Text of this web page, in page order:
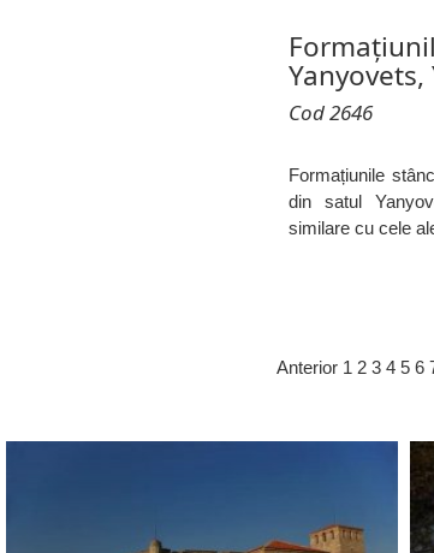
Yanyovets,
Cod 2646
Formațiunile
din satul
similare cu cele
Anterior 1 2 3 4 5 6